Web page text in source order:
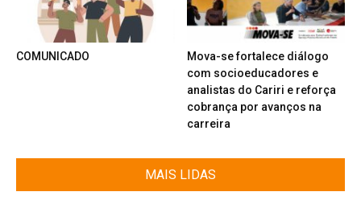
COMUNICADO
Mova-se fortalece diálogo
com socioeducadores e
analistas do Cariri e reforça
cobrança por avanços na
carreira
MAIS LIDAS